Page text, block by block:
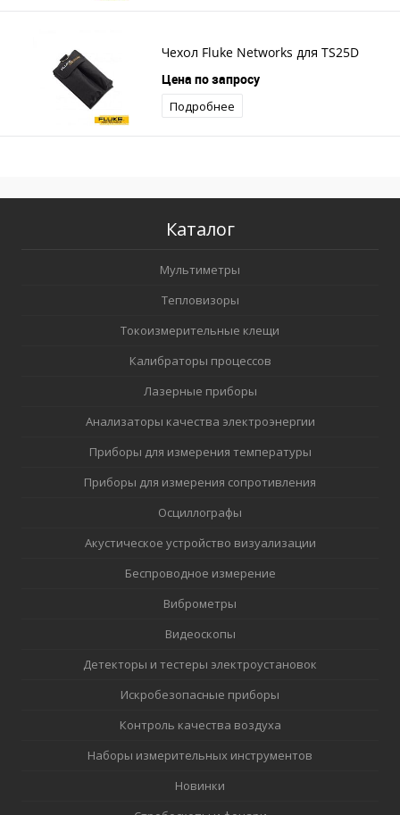
Чехол Fluke Networks для TS25D
Цена по запросу
Подробнее
Каталог
Мультиметры
Тепловизоры
Токоизмерительные клещи
Калибраторы процессов
Лазерные приборы
Анализаторы качества электроэнергии
Приборы для измерения температуры
Приборы для измерения сопротивления
Осциллографы
Акустическое устройство визуализации
Беспроводное измерение
Виброметры
Видеоскопы
Детекторы и тестеры электроустановок
Искробезопасные приборы
Контроль качества воздуха
Наборы измерительных инструментов
Новинки